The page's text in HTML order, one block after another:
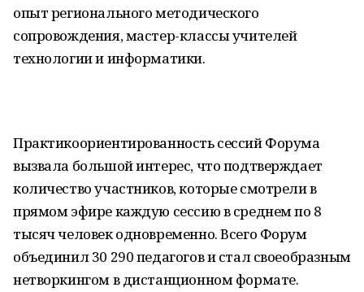
опыт регионального методического
сопровождения, мастер-классы учителей
технологии и информатики.
Практикоориентированность сессий Форума
вызвала большой интерес, что подтверждает
количество участников, которые смотрели в
прямом эфире каждую сессию в среднем по 8
тысяч человек одновременно. Всего Форум
объединил 30 290 педагогов и стал своеобразным
нетворкингом в дистанционном формате.